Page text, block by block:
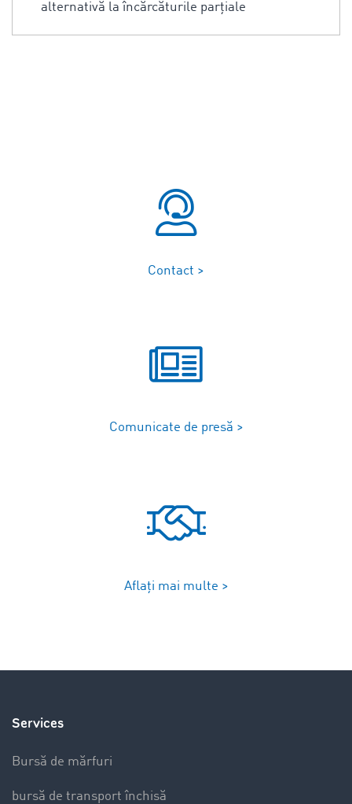
alternativă la încărcăturile parțiale
Contact >
Comunicate de presă >
Aflați mai multe >
Services
Bursă de mărfuri
bursă de transport închisă